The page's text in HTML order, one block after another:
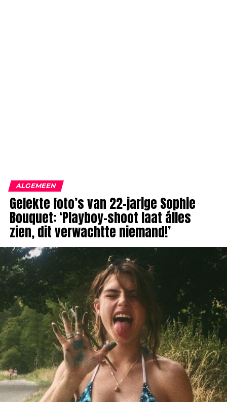
ALGEMEEN
Gelekte foto’s van 22-jarige Sophie
Bouquet: ‘Playboy-shoot laat álles
zien, dit verwachtte niemand!’